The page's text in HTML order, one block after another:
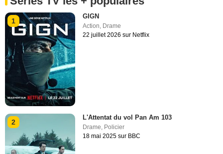
1
GIGN
Action Drame
22 juillet 2026 sur Netflix
2
L'Attentat du vol Pan Am 103
Drame, Policier
18 mai 2025 sur BBC